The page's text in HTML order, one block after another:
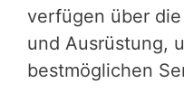
verfügen über
und Ausrüstung,
bestmöglichen